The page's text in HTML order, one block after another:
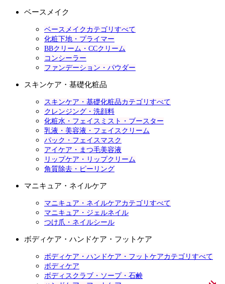
ベースメイク
ベースメイクカテゴリすべて
化粧下地・プライマー
BBクリーム・CCクリーム
コンシーラー
ファンデーション・パウダー
スキンケア・基礎化粧品
スキンケア・基礎化粧品カテゴリすべて
クレンジング・洗顔料
化粧水・フェイスミスト・ブースター
乳液・美容液・フェイスクリーム
パック・フェイスマスク
アイケア・まつ毛美容液
リップケア・リップクリーム
角質除去・ピーリング
マニキュア・ネイルケア
マニキュア・ネイルケアカテゴリすべて
マニキュア・ジェルネイル
つけ爪・ネイルシール
ボディケア・ハンドケア・フットケア
ボディケア・ハンドケア・フットケアカテゴリすべて
ボディケア
ボディスクラブ・ソープ・石鹸